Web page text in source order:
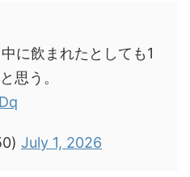
に飲まれたとしても1
思う。
July 1, 2026